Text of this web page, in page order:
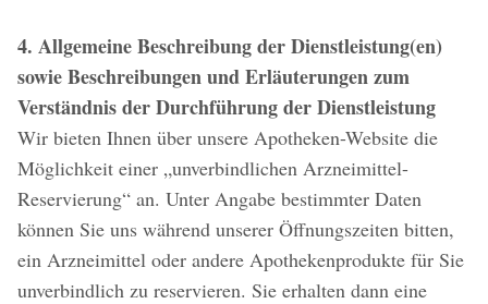
4. Allgemeine Beschreibung der Dienstleistung(en)
sowie Beschreibungen und Erläuterungen zum
Verständnis der Durchführung der Dienstleistung
Wir bieten Ihnen über unsere Apotheken-Website die
Möglichkeit einer „unverbindlichen Arzneimittel-
Reservierung“ an. Unter Angabe bestimmter Daten
können Sie uns während unserer Öffnungszeiten bitten,
ein Arzneimittel oder andere Apothekenprodukte für Sie
unverbindlich zu reservieren. Sie erhalten dann eine